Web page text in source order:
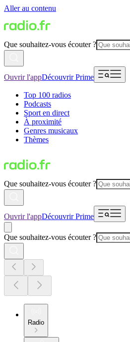
Aller au contenu
Que souhaitez-vous écouter ?
Ouvrir l'appDécouvrir Prime
Top 100 radios
Podcasts
Sport en direct
À proximité
Genres musicaux
Thèmes
Que souhaitez-vous écouter ?
Ouvrir l'appDécouvrir Prime
Que souhaitez-vous écouter ?
Radio